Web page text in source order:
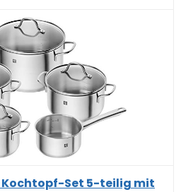
Kochtopf-Set 5-teilig mit